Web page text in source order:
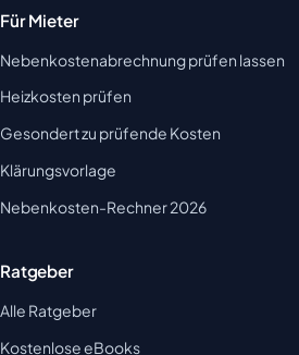
Für Mieter
Nebenkostenabrechnung prüfen lassen
Heizkosten prüfen
Gesondert zu prüfende Kosten
Klärungsvorlage
Nebenkosten-Rechner 2026
Ratgeber
Alle Ratgeber
Kostenlose eBooks